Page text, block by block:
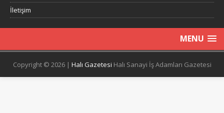
İletişim
MENU
Copyright © 2026 | Halı Gazetesi Halı Sanayi İş Adamları Gazetesi